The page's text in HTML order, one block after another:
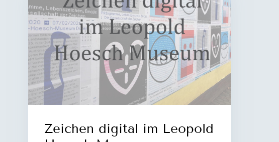
Zeichen digital im Leopold